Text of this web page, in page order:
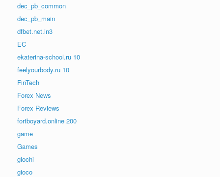
dec_pb_common
dec_pb_main
dfbet.net.in3
EC
ekaterina-school.ru 10
feelyourbody.ru 10
FinTech
Forex News
Forex Reviews
fortboyard.online 200
game
Games
giochi
gioco